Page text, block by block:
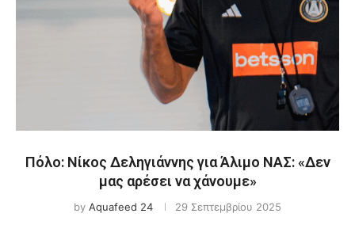
Πόλο: Νίκος Δεληγιάννης για Άλιμο ΝΑΣ: «Δεν
μας αρέσει να χάνουμε»
by Aquafeed 24 29 Σεπτεμβρίου 2025